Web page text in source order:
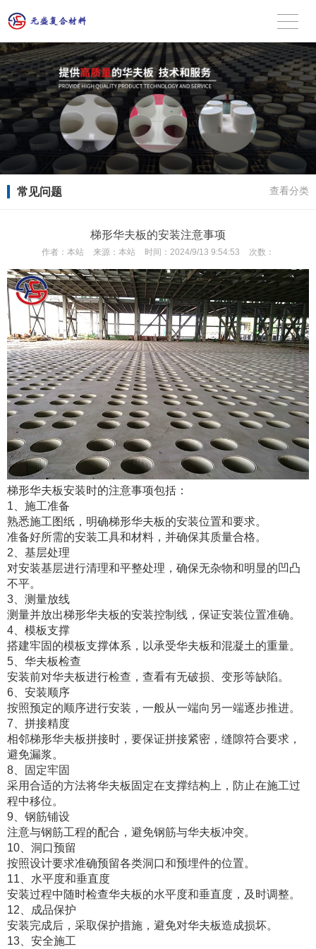
常见问题 查看分类
梯形华夫板的安装注意事项
作者： 本站 来源： 本站 时间： 2024/9/13 9:54:53 次数：
梯形华夫板安装时的注意事项包括：
1、施工准备
熟悉施工图纸，明确梯形华夫板的安装位置和要求。
准备好所需的安装工具和材料，并确保其质量合格。
2、基层处理
对安装基层进行清理和平整处理，确保无杂物和明显的凹凸
不平。
3、测量放线
测量并放出梯形华夫板的安装控制线，保证安装位置准确。
4、模板支撑
搭建牢固的模板支撑体系，以承受华夫板和混凝土的重量。
5、华夫板检查
安装前对华夫板进行检查，查看有无破损、变形等缺陷。
6、安装顺序
按照预定的顺序进行安装，一般从一端向另一端逐步推进。
7、拼接精度
相邻梯形华夫板拼接时，要保证拼接紧密，缝隙符合要求，
避免漏浆。
8、固定牢固
采用合适的方法将华夫板固定在支撑结构上，防止在施工过
程中移位。
9、钢筋铺设
注意与钢筋工程的配合，避免钢筋与华夫板冲突。
10、洞口预留
按照设计要求准确预留各类洞口和预埋件的位置。
11、水平度和垂直度
安装过程中随时检查华夫板的水平度和垂直度，及时调整。
12、成品保护
安装完成后，采取保护措施，避免对华夫板造成损坏。
13、安全施工